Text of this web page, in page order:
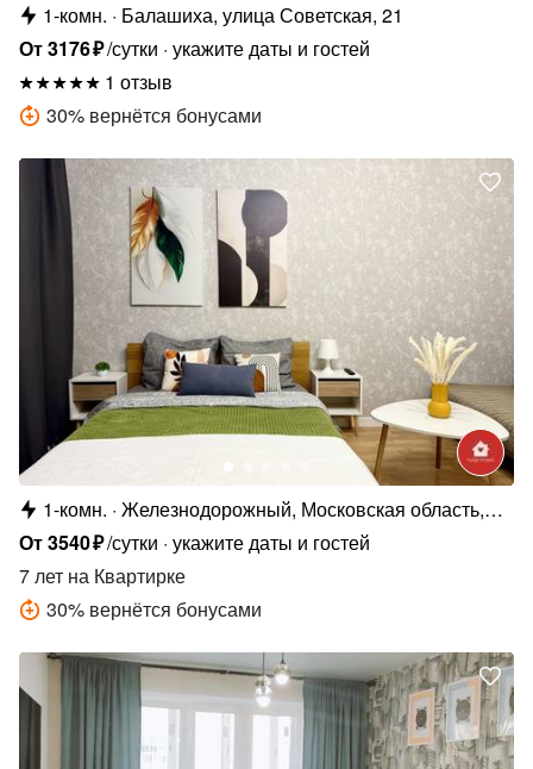
1-комн.
Балашиха, улица Советская, 21
От3176₽/сутки укажите даты и гостей
1 отзыв
30% вернётся бонусами
1-комн. Железнодорожный, Московская область,
Балашиха,улица Маяковского, 26
От3540₽/сутки укажите даты и гостей
7 лет на Квартирке
30% вернётся бонусами